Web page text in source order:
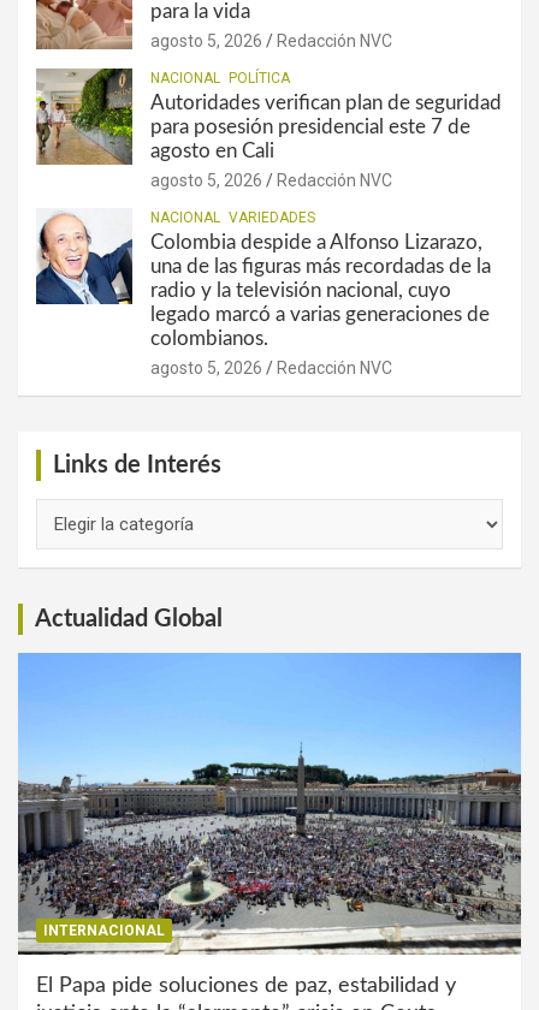
para la vida
agosto 5, 2026 Redacción NVC
NACIONAL POLÍTICA
Autoridades verifican plan de seguridad
para posesión presidencial este 7 de
agosto en Cali
agosto 5, 2026 Redacción NVC
NACIONAL VARIEDADES
Colombia despide a Alfonso Lizarazo,
una de las figuras más recordadas de la
radio y la televisión nacional, cuyo
legado marcó a varias generaciones de
colombianos.
agosto 5, 2026 Redacción NVC
Links de Interés
Actualidad Global
INTERNACIONAL
El Papa pide soluciones de paz, estabilidad y